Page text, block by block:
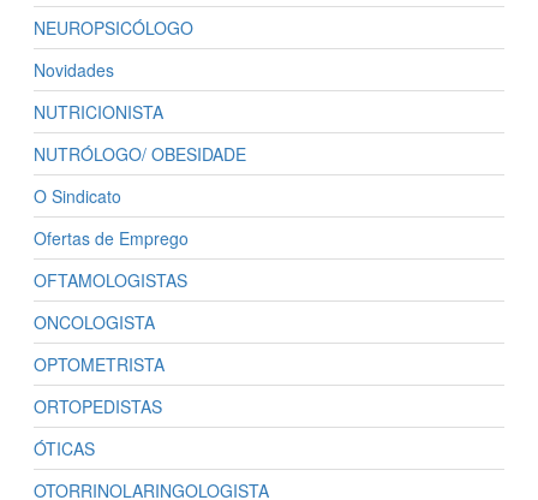
NEUROPSICÓLOGO
Novidades
NUTRICIONISTA
NUTRÓLOGO/ OBESIDADE
O Sindicato
Ofertas de Emprego
OFTAMOLOGISTAS
ONCOLOGISTA
OPTOMETRISTA
ORTOPEDISTAS
ÓTICAS
OTORRINOLARINGOLOGISTA